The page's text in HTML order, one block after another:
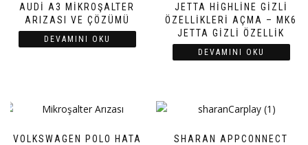
AUDI A3 MIKROŞALTER
ARIZASI VE ÇÖZÜMÜ
DEVAMINI OKU
JETTA HIGHLINE GIZLI
ÖZELLIKLERI AÇMA – MK6
JETTA GIZLI ÖZELLIK
DEVAMINI OKU
VOLKSWAGEN POLO HATA
SHARAN APPCONNECT